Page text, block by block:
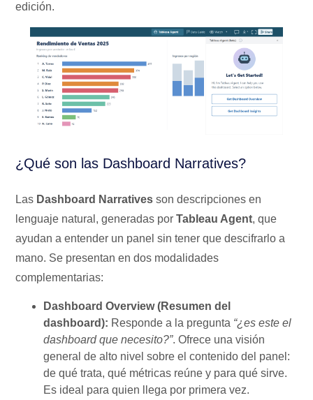
edición.
¿Qué son las Dashboard Narratives?
Las Dashboard Narratives son descripciones en
lenguaje natural, generadas porTableau Agent, que
ayudan a entender un panel sin tener que descifrarlo a
mano. Se presentan en dos modalidades
complementarias:
Dashboard Overview (Resumen del
dashboard): Responde a la pregunta “¿es este el
dashboard que necesito?”. Ofrece una visión
general de alto nivel sobre el contenido del panel:
de qué trata, qué métricas reúne y para qué sirve.
Es ideal para quien llega por primera vez.